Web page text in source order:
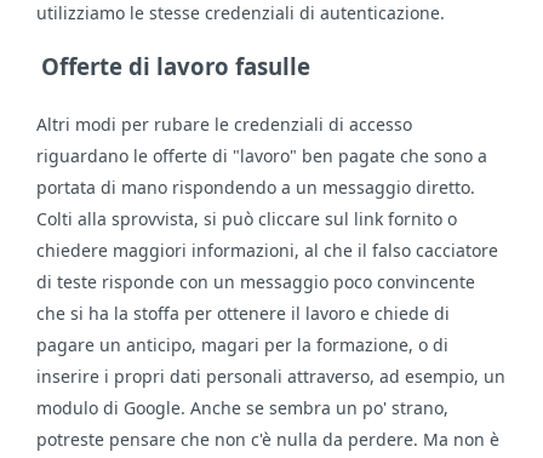
utilizziamo le stesse credenziali di autenticazione.
Offerte di lavoro fasulle
Altri modi per rubare le credenziali di accesso
riguardano le offerte di "lavoro" ben pagate che sono a
portata di mano rispondendo a un messaggio diretto.
Colti alla sprovvista, si può cliccare sul link fornito o
chiedere maggiori informazioni, al che il falso cacciatore
di teste risponde con un messaggio poco convincente
che si ha la stoffa per ottenere il lavoro e chiede di
pagare un anticipo, magari per la formazione, o di
inserire i propri dati personali attraverso, ad esempio, un
modulo di Google. Anche se sembra un po' strano,
potreste pensare che non c'è nulla da perdere. Ma non è